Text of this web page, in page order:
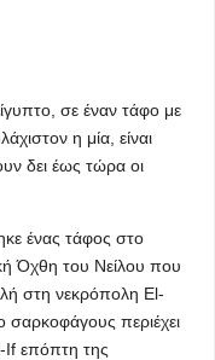
σε έναν τάφο με
η μία, είναι
δει έως τώρα οι
ένας τάφος στο
Όχθη του Νείλου που
στη νεκρόπολη El-
σαρκοφάγους περιέχει
If επόπτη της